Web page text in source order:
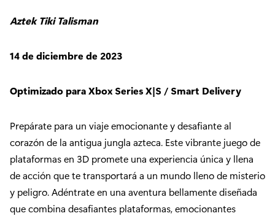
Aztek Tiki Talisman
14 de diciembre de 2023
Optimizado para Xbox Series X|S / Smart Delivery
Prepárate para un viaje emocionante y desafiante al
corazón de la antigua jungla azteca. Este vibrante juego de
plataformas en 3D promete una experiencia única y llena
de acción que te transportará a un mundo lleno de misterio
y peligro. Adéntrate en una aventura bellamente diseñada
que combina desafiantes plataformas, emocionantes